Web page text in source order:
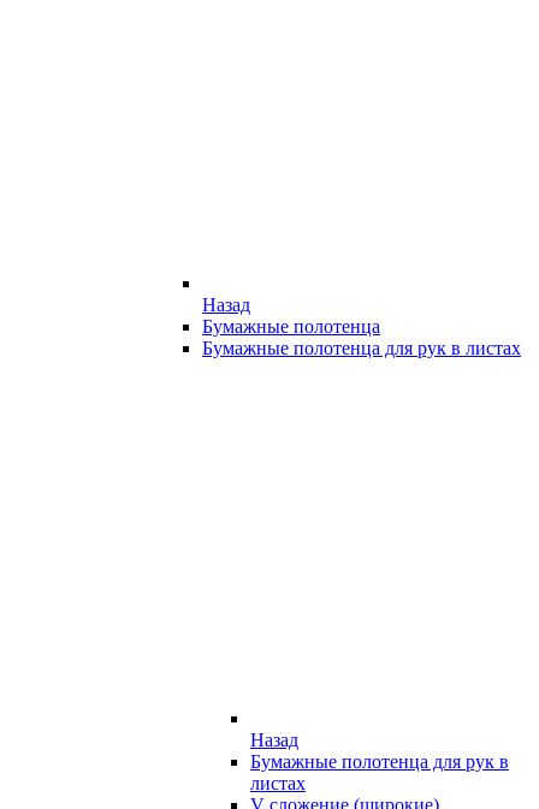
Назад
Бумажные полотенца
Бумажные полотенца для рук в листах
Назад
Бумажные полотенца для рук в
листах
V сложение (широкие)